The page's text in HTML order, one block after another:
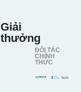
Giải
thưởng
ĐỐI TÁC
CHÍNH
THỨC